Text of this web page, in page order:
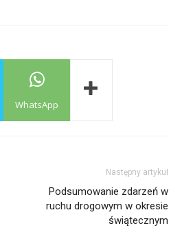
WhatsApp
Następny artykuł
Podsumowanie zdarzeń w
ruchu drogowym w okresie
świątecznym